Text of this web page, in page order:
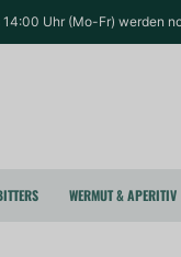
14:00 Uhr (Mo-Fr) werden
WERMUT & APERITIV